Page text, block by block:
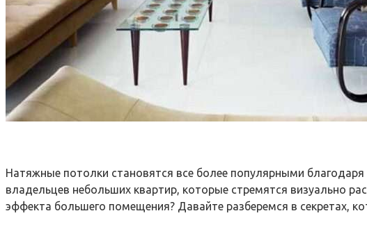
Натяжные потолки становятся все более популярными
владельцев небольших квартир, которые стремятся визуально
эффекта большего помещения? Давайте разберемся в секретах,